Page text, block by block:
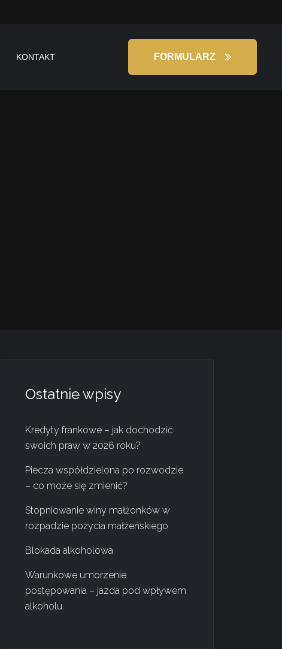
KONTAKT FORMULARZ
Ostatnie wpisy
Kredyty frankowe – jak dochodzić
swoich praw w 2026 roku?
Piecza współdzielona po rozwodzie
– co może się zmienić?
Stopniowanie winy małżonków w
rozpadzie pożycia małżeńskiego
Blokada alkoholowa
Warunkowe umorzenie
postępowania – jazda pod wpływem
alkoholu